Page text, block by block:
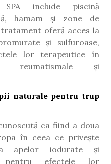
include piscină
hamam și zone de
oferă acces la
și sulfuroase,
lor terapeutice în
reumatismale și
naturale pentru trup
ca fiind a doua
în ceea ce privește
apelor iodurate și
pentru efectele lor